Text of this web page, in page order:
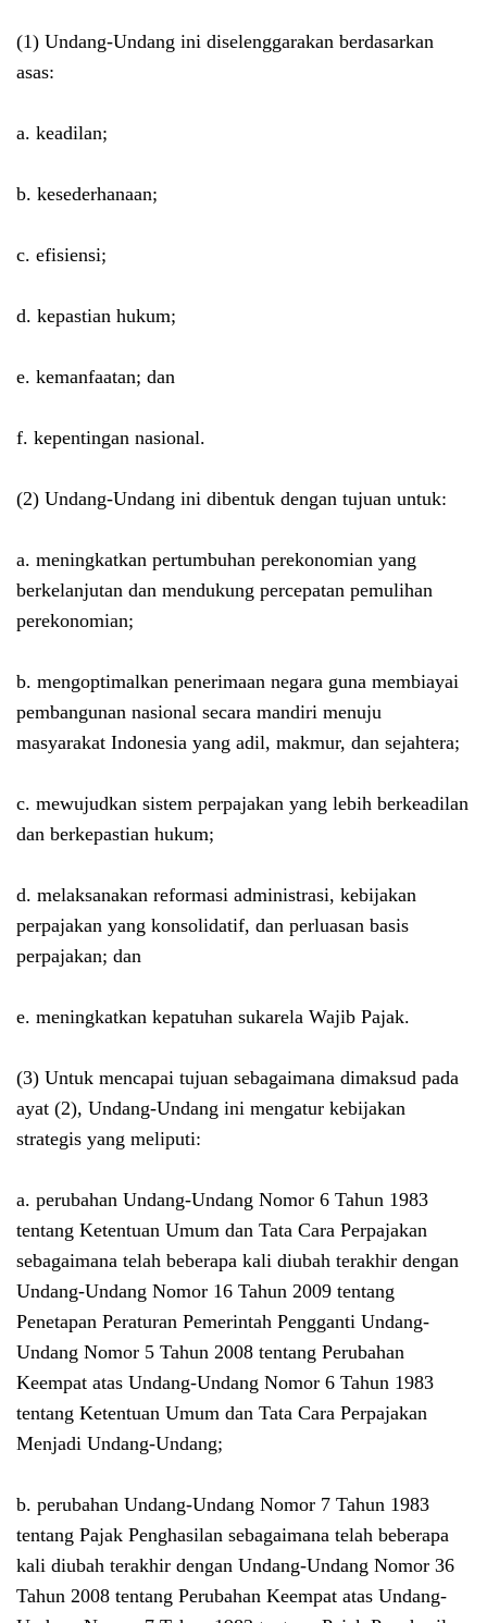
(1) Undang-Undang ini diselenggarakan berdasarkan
asas:
a. keadilan;
b. kesederhanaan;
c. efisiensi;
d. kepastian hukum;
e. kemanfaatan; dan
f. kepentingan nasional.
(2) Undang-Undang ini dibentuk dengan tujuan untuk:
a. meningkatkan pertumbuhan perekonomian yang
berkelanjutan dan mendukung percepatan pemulihan
perekonomian;
b. mengoptimalkan penerimaan negara guna membiayai
pembangunan nasional secara mandiri menuju
masyarakat Indonesia yang adil, makmur, dan sejahtera;
c. mewujudkan sistem perpajakan yang lebih berkeadilan
dan berkepastian hukum;
d. melaksanakan reformasi administrasi, kebijakan
perpajakan yang konsolidatif, dan perluasan basis
perpajakan; dan
e. meningkatkan kepatuhan sukarela Wajib Pajak.
(3) Untuk mencapai tujuan sebagaimana dimaksud pada
ayat (2), Undang-Undang ini mengatur kebijakan
strategis yang meliputi:
a. perubahan Undang-Undang Nomor 6 Tahun 1983
tentang Ketentuan Umum dan Tata Cara Perpajakan
sebagaimana telah beberapa kali diubah terakhir dengan
Undang-Undang Nomor 16 Tahun 2009 tentang
Penetapan Peraturan Pemerintah Pengganti Undang-
Undang Nomor 5 Tahun 2008 tentang Perubahan
Keempat atas Undang-Undang Nomor 6 Tahun 1983
tentang Ketentuan Umum dan Tata Cara Perpajakan
Menjadi Undang-Undang;
b. perubahan Undang-Undang Nomor 7 Tahun 1983
tentang Pajak Penghasilan sebagaimana telah beberapa
kali diubah terakhir dengan Undang-Undang Nomor 36
Tahun 2008 tentang Perubahan Keempat atas Undang-